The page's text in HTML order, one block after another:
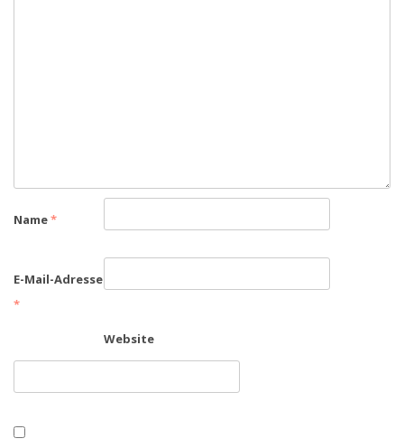
Name*
E-Mail-Adresse
*
Website